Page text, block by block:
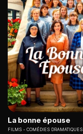
La bonne épouse
FILMS COMÉDIES DRAMATIQUES